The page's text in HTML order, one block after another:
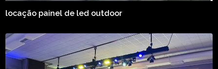
locação painel de led outdoor